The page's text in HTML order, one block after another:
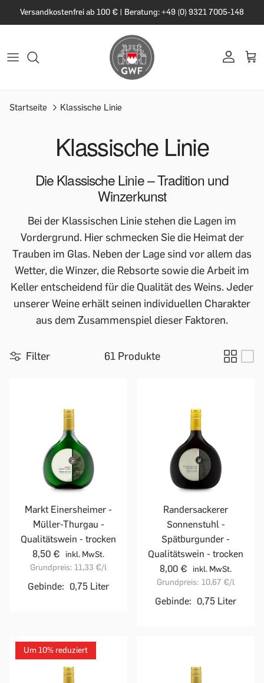
Versandkostenfrei ab 100 € | Beratung: +49 (0) 9321 7005-148
Startseite Klassische Linie
Klassische Linie
Die Klassische Linie – Tradition und
Winzerkunst
Bei der Klassischen Linie stehen die Lagen im
Vordergrund. Hier schmecken Sie die Heimat der
Trauben im Glas. Neben der Lage sind vor allem das
Wetter, die Winzer, die Rebsorte sowie die Arbeit im
Keller entscheidend für die Qualität des Weins. Jeder
unserer Weine erhält seinen individuellen Charakter
aus dem Zusammenspiel dieser Faktoren.
Filter 61 Produkte
Markt Einersheimer -
Müller-Thurgau -
Qualitätswein - trocken
8,50 €
inkl. MwSt.
Grundpreis: 11,33 €/l
Gebinde: 0,75 Liter
Randersackerer
Sonnenstuhl -
Spätburgunder -
Qualitätswein - trocken
8,00 €
inkl. MwSt.
Grundpreis: 10,67 €/l
Gebinde: 0,75 Liter
Um 10% reduziert